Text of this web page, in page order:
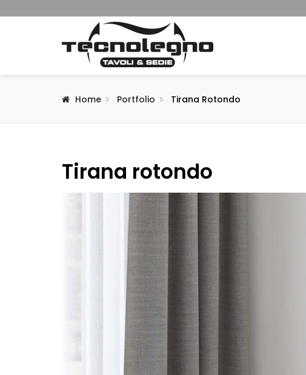
Home Portfolio Tirana Rotondo
Tirana rotondo